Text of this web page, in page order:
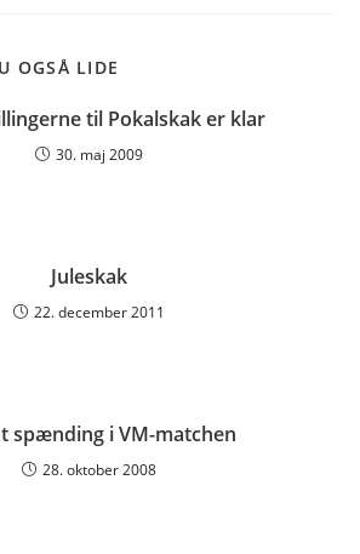
OGSÅ LIDE
til Pokalskak er klar
30. maj 2009
Juleskak
22. december 2011
spænding i VM-matchen
28. oktober 2008